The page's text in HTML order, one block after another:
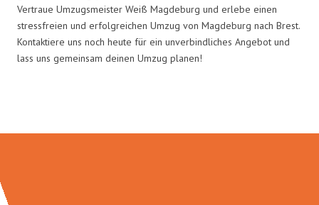
Vertraue Umzugsmeister Weiß Magdeburg und erlebe einen
stressfreien und erfolgreichen Umzug von Magdeburg nach Brest.
Kontaktiere uns noch heute für ein unverbindliches Angebot und
lass uns gemeinsam deinen Umzug planen!